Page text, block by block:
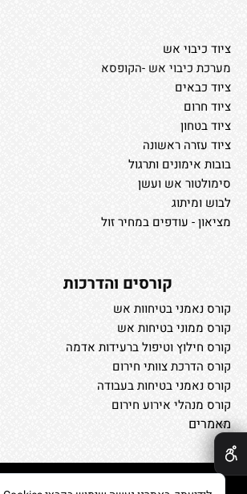
ציוד כיבוי אש
מערכת כיבוי אש -הקופסא
ציוד כבאים
ציוד חרום
ציוד בטחון
ציוד עזרה ראשונה
בובות אימונים ותרגול
סימולטור אש ועשן
לבוש ומיתוג
מציאון - עודפים במחיר זול
קורסים והדרכות
קורס נאמני בטיחוות אש
קורס ממוני בטיחות אש
קורס חילוץ וטיפול ברעידות אדמה
קורס הדרכת צוותי חירום
קורס נאמני בטיחות בעבודה
קורס מנהלי אירוע חירום
מאמרים
✕